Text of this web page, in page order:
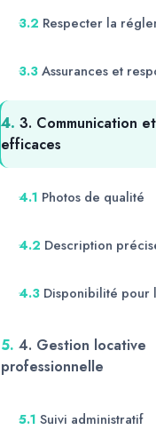
3.2 Respecter la
3.3 Assurances et
4. 3. Communication
efficaces
4.1 Photos de qualité
4.2 Description
4.3 Disponibilité pour
5. 4. Gestion locative
professionnelle
5.1 Suivi administratif